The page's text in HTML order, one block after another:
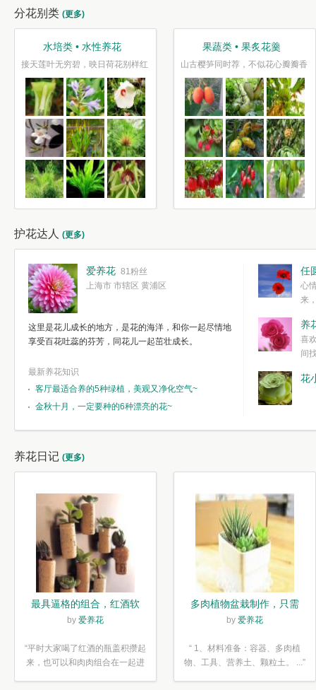
分花别类 (更多)
水培类 • 水性养花
接天莲叶无穷碧，映日荷花别样红
果蔬类 • 果炙花羹
山古樱笋同时荐，不似花心瓣瓣香
护花达人 (更多)
爱养花 81粉丝
上海市 市辖区 黄浦区
这里是花儿成长的地方，是花的海洋，和你一起尽情地
享受百花吐蕊的芬芳，同花儿一起茁壮成长。
最新养花知识
客厅最适合养的5种绿植，美观又净化空气~
金秋十月，一定要种的6种漂亮的花~
任
心
来
简单愉快的心
我们自己复杂
养
喜
间
花
养花日记 (更多)
最具逼格的组合，红酒软
木塞diy多肉植物盆栽
by 爱养花
“平时大家喝了红酒的瓶盖积攒起
来，也可以和肉肉组合在一起进
多肉植物盆栽制作，只需
简单6步
by 爱养花
“ 1、材料准备：容器、多肉植
物、工具、营养土、颗粒土。 ...”